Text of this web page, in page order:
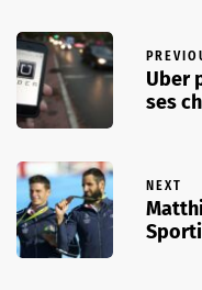
Uber
ses
NEXT